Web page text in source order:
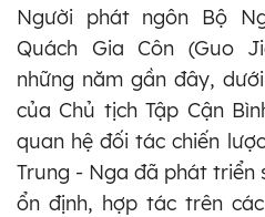
Người phát ngôn Bộ
Quách Gia Côn (Guo
những năm gần đây,
của Chủ tịch Tập Cận
quan hệ đối tác chiến
Trung - Nga đã phát triển
ổn định, hợp tác trên